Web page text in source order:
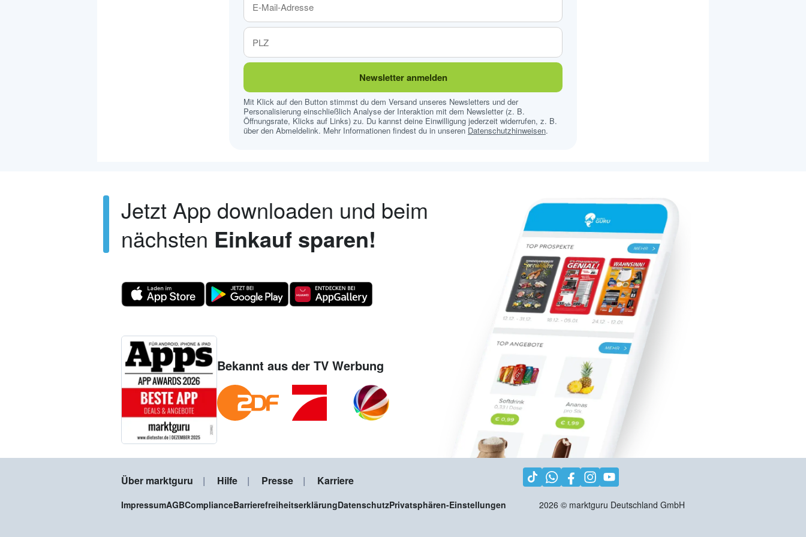
Newsletter anmelden
Mit Klick auf den Button stimmst du dem Versand unseres Newsletters und der
Personalisierung einschließlich Analyse der Interaktion mit dem Newsletter (z. B.
Öffnungsrate, Klicks auf Links) zu. Du kannst deine Einwilligung jederzeit widerrufen, z. B.
über den Abmeldelink. Mehr Informationen findest du in unseren Datenschutzhinweisen.
Jetzt App downloaden und beim
nächsten Einkauf sparen!
Bekannt aus der TV Werbung
Über marktguru Hilfe Presse Karriere
ImpressumAGBComplianceBarrierefreiheitserklärungDatenschutzPrivatsphären-Einstellungen 2026 © marktguru Deutschland GmbH